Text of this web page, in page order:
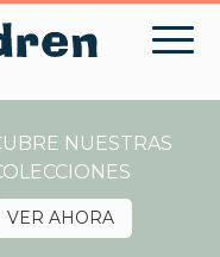
NUESTRAS
VER AHORA